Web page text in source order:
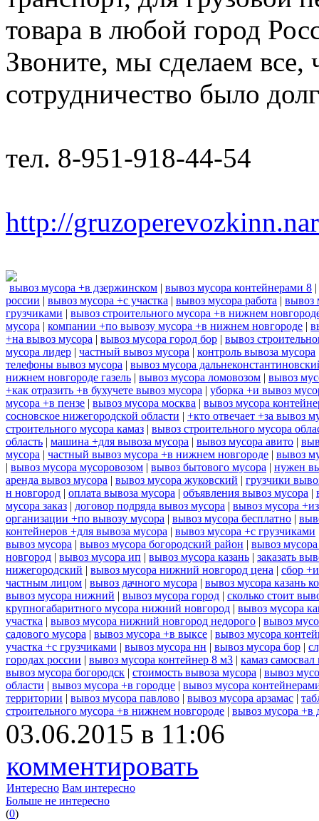
товара в любой город
Звоните, мы сделаем
сотрудничество было
тел. 8-951-918-44-54
http://
вывоз мусора +в дзержинском | вывоз мусора контейнерами 8 |
россии | вывоз мусора +с участка | вывоз мусора работа | вывоз
грузчиками | вывоз строительного мусора +в нижнем
мусора | компании +по вывозу мусора +в нижнем новгороде |
+на вывоз мусора | вывоз мусора город бор | вывоз
мусора лидер | частный вывоз мусора | контроль вывоза мусора
телефоны вывоз мусора | вывоз мусора
нижнем новгороде газель | вывоз мусора ломовозом | вывоз
+как отразить +в бухучете вывоз мусора | уборка +и вывоз
мусора +в пензе | вывоз мусора москва | вывоз мусора
сосновское нижегородской области | +кто отвечает +за вывоз
строительного мусора камаз | вывоз строительного мусора
область | машина +для вывоза мусора | вывоз мусора авито |
мусора | частный вывоз мусора +в нижнем новгороде | вывоз
| вывоз мусора мусоровозом | вывоз бытового мусора | нужен
аренда вывоз мусора | вывоз мусора жуковский | грузчики
н новгород | оплата вывоза мусора | объявления вывоз мусора |
мусора заказ | договор подряда вывоз мусора | вывоз мусора
организации +по вывозу мусора | вывоз мусора бесплатно |
контейнеров +для вывоза мусора | вывоз мусора +с грузчиками
вывоз мусора | вывоз мусора богородский район | вывоз
новгород | вывоз мусора ип | вывоз мусора казань | заказать
нижегородский | вывоз мусора нижний новгород цена | сбор
частным лицом | вывоз дачного мусора | вывоз мусора казань
вывоз мусора нижний | вывоз мусора город | сколько стоит
крупногабаритного мусора нижний новгород | вывоз мусора
участка | вывоз мусора нижний новгород недорого | вывоз
садового мусора | вывоз мусора +в выксе | вывоз мусора
участка +с грузчиками | вывоз мусора нн | вывоз мусора бор |
городах россии | вывоз мусора контейнер 8 м3 | камаз
вывоз мусора богородск | стоимость вывоза мусора | вывоз
области | вывоз мусора +в городце | вывоз мусора
территории | вывоз мусора павлово | вывоз мусора арзамас |
строительного мусора +в нижнем новгороде | вывоз мусора +в
03.06.2015 в 11:06
комментировать
Интересно Вам интересно
Больше не интересно
(0)